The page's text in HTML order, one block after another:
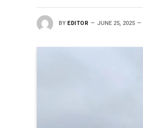
BY EDITOR JUNE 25, 2025